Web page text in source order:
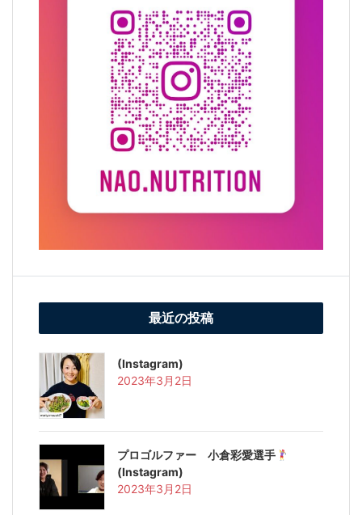
最近の投稿
(Instagram)
2023年3月2日
プロゴルファー 小倉彩愛選手
(Instagram)
2023年3月2日